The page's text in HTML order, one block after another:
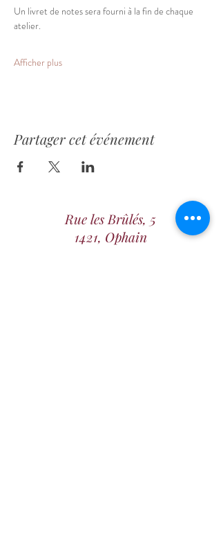
Un livret de notes sera fourni à la fin de chaque
atelier.
Afficher plus
Partager cet événement
Rue les Brûlés, 5
1421, Ophain